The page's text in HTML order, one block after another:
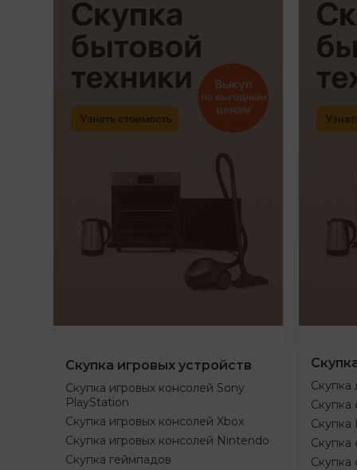
Скупка игровых устройств
Скупка игровых консолей Sony
PlayStation
Скупка игровых консолей Xbox
Скупка игровых консолей Nintendo
Скупка геймпадов
Скупка
Скупка
Скупка
Скупка